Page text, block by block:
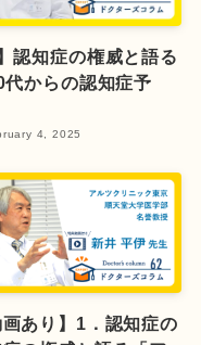
認知症の権威と語る
代からの認知症予
4, 2025
画あり】1．認知症の